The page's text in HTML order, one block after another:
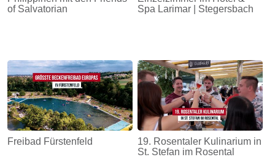
of Salvatorian
Spa Larimar | Stegersbach
Freibad Fürstenfeld
19. Rosentaler Kulinarium in
St. Stefan im Rosental